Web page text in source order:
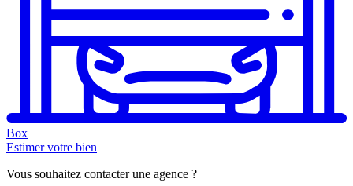
Box
Estimer votre bien
Vous souhaitez contacter une agence ?